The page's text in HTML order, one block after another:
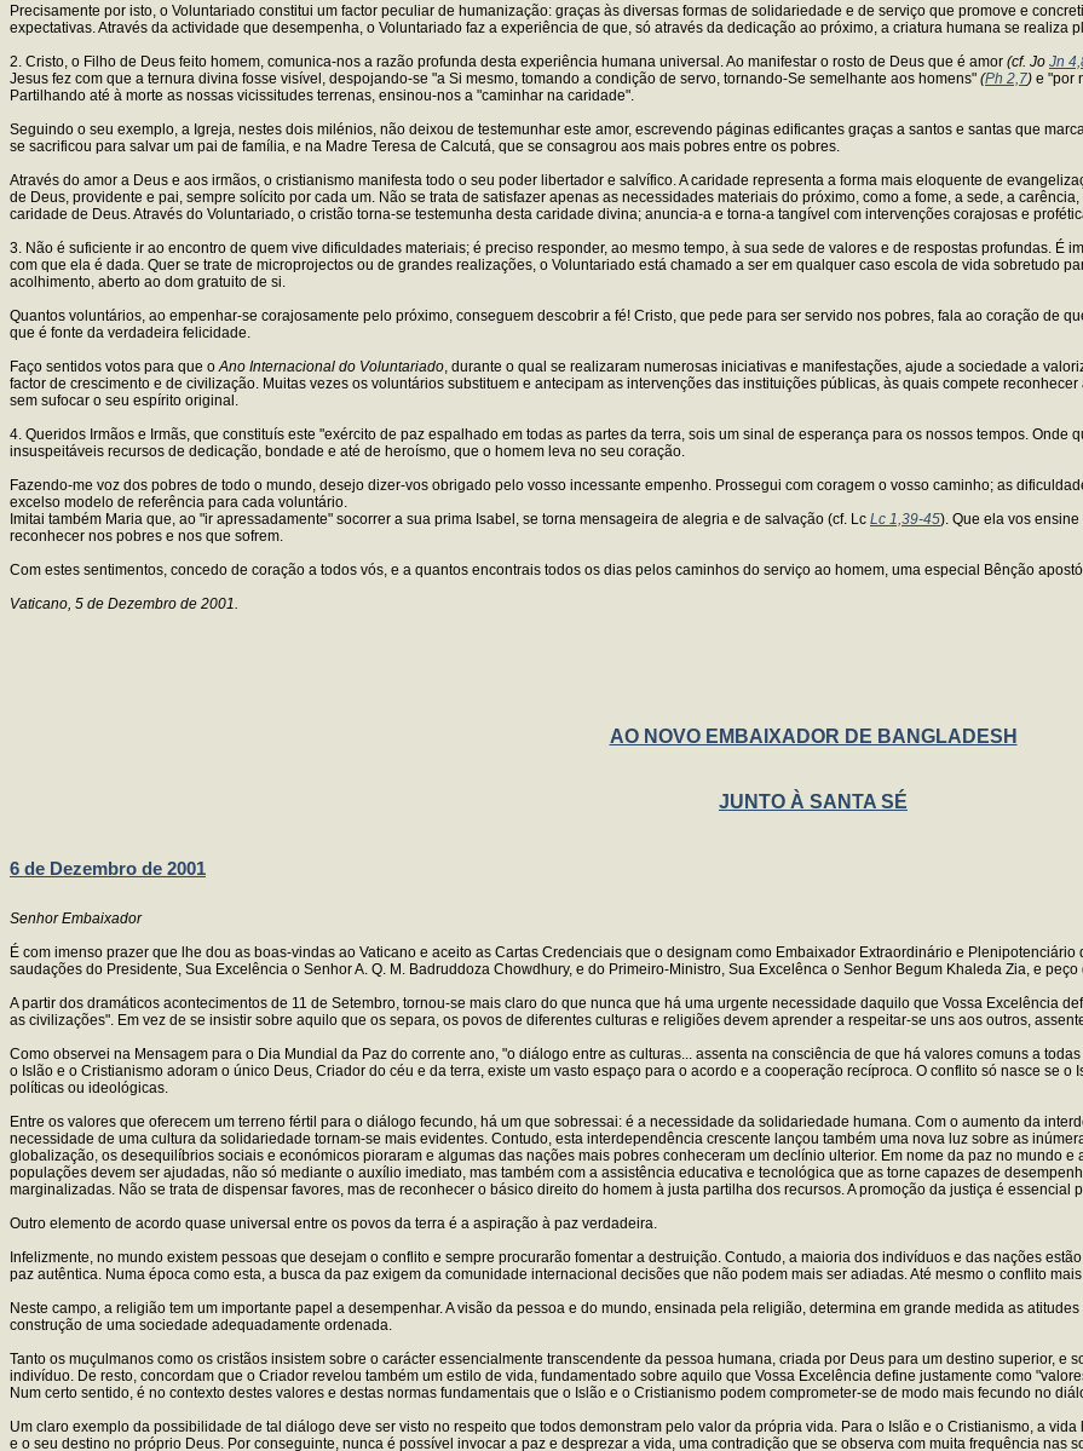
Precisamente por isto, o Voluntariado constitui um factor peculiar de humanização: graças às diversas formas de solidariedade e de serviço que promove e
expectativas. Através da actividade que desempenha, o Voluntariado faz a experiência de que, só através da dedicação ao próximo, a criatura humana se realiza
2. Cristo, o Filho de Deus feito homem, comunica-nos a razão profunda desta experiência humana universal. Ao manifestar o rosto de Deus que é amor (cf. Jo Jn
Jesus fez com que a ternura divina fosse visível, despojando-se "a Si mesmo, tomando a condição de servo, tornando-Se semelhante aos homens" (Ph 2,7) e "por
Partilhando até à morte as nossas vicissitudes terrenas, ensinou-nos a "caminhar na caridade".
Seguindo o seu exemplo, a Igreja, nestes dois milénios, não deixou de testemunhar este amor, escrevendo páginas edificantes graças a santos e santas que
se sacrificou para salvar um pai de família, e na Madre Teresa de Calcutá, que se consagrou aos mais pobres entre os pobres.
Através do amor a Deus e aos irmãos, o cristianismo manifesta todo o seu poder libertador e salvífico. A caridade representa a forma mais eloquente de
de Deus, providente e pai, sempre solícito por cada um. Não se trata de satisfazer apenas as necessidades materiais do próximo, como a fome, a sede, a
caridade de Deus. Através do Voluntariado, o cristão torna-se testemunha desta caridade divina; anuncia-a e torna-a tangível com intervenções corajosas e
3. Não é suficiente ir ao encontro de quem vive dificuldades materiais; é preciso responder, ao mesmo tempo, à sua sede de valores e de respostas profundas. É
com que ela é dada. Quer se trate de microprojectos ou de grandes realizações, o Voluntariado está chamado a ser em qualquer caso escola de vida sobretudo
acolhimento, aberto ao dom gratuito de si.
Quantos voluntários, ao empenhar-se corajosamente pelo próximo, conseguem descobrir a fé! Cristo, que pede para ser servido nos pobres, fala ao coração de
que é fonte da verdadeira felicidade.
Faço sentidos votos para que o Ano Internacional do Voluntariado , durante o qual se realizaram numerosas iniciativas e manifestações, ajude a sociedade a
factor de crescimento e de civilização. Muitas vezes os voluntários substituem e antecipam as intervenções das instituições públicas, às quais compete
sem sufocar o seu espírito original.
4. Queridos Irmãos e Irmãs, que constituís este "exército de paz espalhado em todas as partes da terra, sois um sinal de esperança para os nossos tempos.
insuspeitáveis recursos de dedicação, bondade e até de heroísmo, que o homem leva no seu coração.
Fazendo-me voz dos pobres de todo o mundo, desejo dizer-vos obrigado pelo vosso incessante empenho. Prossegui com coragem o vosso caminho; as
excelso modelo de referência para cada voluntário.
Imitai também Maria que, ao "ir apressadamente" socorrer a sua prima Isabel, se torna mensageira de alegria e de salvação (cf. Lc Lc 1,39-45). Que ela vos
reconhecer nos pobres e nos que sofrem.
Com estes sentimentos, concedo de coração a todos vós, e a quantos encontrais todos os dias pelos caminhos do serviço ao homem, uma especial Bênção
Vaticano, 5 de Dezembro de 2001.
AO NOVO EMBAIXADOR DE BANGLADESH
JUNTO À SANTA SÉ
6 de Dezembro de 2001
Senhor Embaixador
É com imenso prazer que lhe dou as boas-vindas ao Vaticano e aceito as Cartas Credenciais que o designam como Embaixador Extraordinário e
saudações do Presidente, Sua Excelência o Senhor A. Q. M. Badruddoza Chowdhury, e do Primeiro-Ministro, Sua Excelênca o Senhor Begum Khaleda Zia, e
A partir dos dramáticos acontecimentos de 11 de Setembro, tornou-se mais claro do que nunca que há uma urgente necessidade daquilo que Vossa Excelência
as civilizações". Em vez de se insistir sobre aquilo que os separa, os povos de diferentes culturas e religiões devem aprender a respeitar-se uns aos outros,
Como observei na Mensagem para o Dia Mundial da Paz do corrente ano, "o diálogo entre as culturas... assenta na consciência de que há valores comuns a
o Islão e o Cristianismo adoram o único Deus, Criador do céu e da terra, existe um vasto espaço para o acordo e a cooperação recíproca. O conflito só nasce se
políticas ou ideológicas.
Entre os valores que oferecem um terreno fértil para o diálogo fecundo, há um que sobressai: é a necessidade da solidariedade humana. Com o aumento da
necessidade de uma cultura da solidariedade tornam-se mais evidentes. Contudo, esta interdependência crescente lançou também uma nova luz sobre as
globalização, os desequilíbrios sociais e económicos pioraram e algumas das nações mais pobres conheceram um declínio ulterior. Em nome da paz no mundo
populações devem ser ajudadas, não só mediante o auxílio imediato, mas também com a assistência educativa e tecnológica que as torne capazes de
marginalizadas. Não se trata de dispensar favores, mas de reconhecer o básico direito do homem à justa partilha dos recursos. A promoção da justiça é essencial
Outro elemento de acordo quase universal entre os povos da terra é a aspiração à paz verdadeira.
Infelizmente, no mundo existem pessoas que desejam o conflito e sempre procurarão fomentar a destruição. Contudo, a maioria dos indivíduos e das nações
paz autêntica. Numa época como esta, a busca da paz exigem da comunidade internacional decisões que não podem mais ser adiadas. Até mesmo o conflito
Neste campo, a religião tem um importante papel a desempenhar. A visão da pessoa e do mundo, ensinada pela religião, determina em grande medida as
construção de uma sociedade adequadamente ordenada.
Tanto os muçulmanos como os cristãos insistem sobre o carácter essencialmente transcendente da pessoa humana, criada por Deus para um destino superior,
indivíduo. De resto, concordam que o Criador revelou também um estilo de vida, fundamentado sobre aquilo que Vossa Excelência define justamente como
Num certo sentido, é no contexto destes valores e destas normas fundamentais que o Islão e o Cristianismo podem comprometer-se de modo mais fecundo no
Um claro exemplo da possibilidade de tal diálogo deve ser visto no respeito que todos demonstram pelo valor da própria vida. Para o Islão e o Cristianismo, a
e o seu destino no próprio Deus. Por conseguinte, nunca é possível invocar a paz e desprezar a vida, uma contradição que se observa com muita frequência nas